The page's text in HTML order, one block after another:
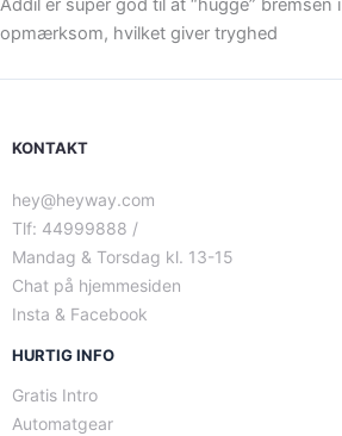
Addil er super god til at “hugge” bremsen i
opmærksom, hvilket giver tryghed
KONTAKT
hey@heyway.com
Tlf: 44999888 /
Mandag & Torsdag kl. 13-15
Chat på hjemmesiden
Insta & Facebook
HURTIG INFO
Gratis Intro
Automatgear